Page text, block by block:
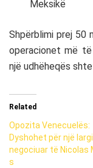
Meksikë
Shpërblimi prej 50
operacionet më
një udhëheqës
Related
Opozita Venecuelës:
Dyshohet për një
negociuar të Nicolas
s